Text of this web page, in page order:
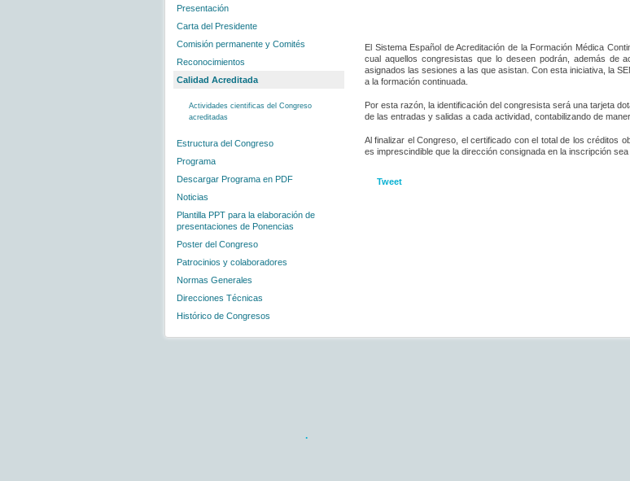
El Sistema Español de Acreditación de la Formación Médica
cual aquellos congresistas que lo deseen podrán, además de
asignados las sesiones a las que asistan. Con esta iniciativa, la
a la formación continuada.
Por esta razón, la identificación del congresista será una tarjeta
de las entradas y salidas a cada actividad, contabilizando de
Al finalizar el Congreso, el certificado con el total de los créditos
es imprescindible que la dirección consignada en la inscripción sea
Tweet
Presentación
Carta del Presidente
Comisión permanente y Comités
Reconocimientos
Calidad Acreditada
Actividades cientificas del Congreso
acreditadas
Estructura del Congreso
Programa
Descargar Programa en PDF
Noticias
Plantilla PPT para la elaboración de
presentaciones de Ponencias
Poster del Congreso
Patrocinios y colaboradores
Normas Generales
Direcciones Técnicas
Histórico de Congresos
.